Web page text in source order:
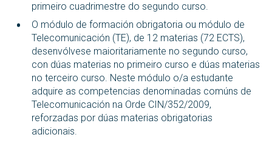
primeiro cuadrimestre do segundo curso.
O módulo de formación obrigatoria ou módulo de
Telecomunicación (TE), de 12 materias (72 ECTS),
desenvólvese maioritariamente no segundo curso,
con dúas materias no primeiro curso e dúas materias
no terceiro curso. Neste módulo o/a estudante
adquire as competencias denominadas comúns de
Telecomunicación na Orde CIN/352/2009,
reforzadas por dúas materias obrigatorias
adicionais.